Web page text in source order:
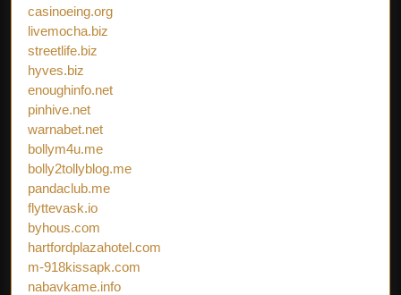
casinoeing.org
livemocha.biz
streetlife.biz
hyves.biz
enoughinfo.net
pinhive.net
warnabet.net
bollym4u.me
bolly2tollyblog.me
pandaclub.me
flyttevask.io
byhous.com
hartfordplazahotel.com
m-918kissapk.com
nabavkame.info